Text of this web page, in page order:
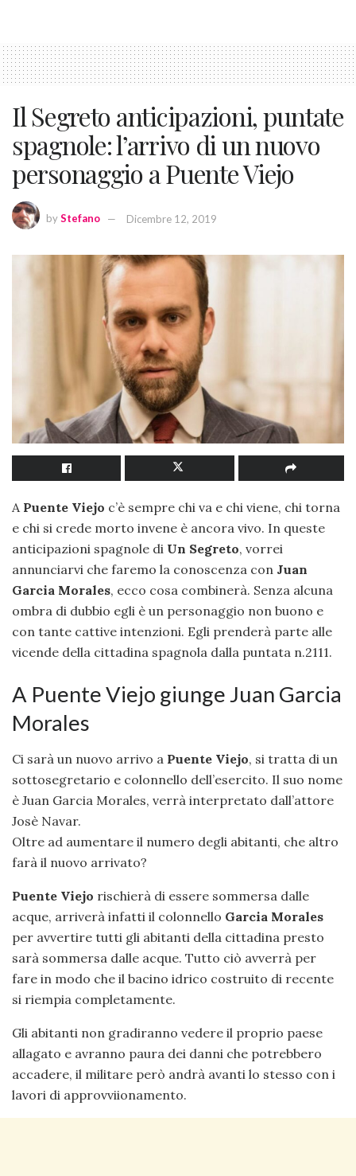
Il Segreto anticipazioni, puntate
spagnole: l’arrivo di un nuovo
personaggio a Puente Viejo
byStefano Dicembre 12, 2019
A Puente Viejo c’è sempre chi va e chi viene, chi torna
e chi si crede morto invene è ancora vivo. In queste
anticipazioni spagnole di Un Segreto, vorrei
annunciarvi che faremo la conoscenza con Juan
Garcia Morales, ecco cosa combinerà. Senza alcuna
ombra di dubbio egli è un personaggio non buono e
con tante cattive intenzioni. Egli prenderà parte alle
vicende della cittadina spagnola dalla puntata n.2111.
A Puente Viejo giunge Juan Garcia
Morales
Ci sarà un nuovo arrivo a Puente Viejo, si tratta di un
sottosegretario e colonnello dell’esercito. Il suo nome
è Juan Garcia Morales, verrà interpretato dall’attore
Josè Navar.
Oltre ad aumentare il numero degli abitanti, che altro
farà il nuovo arrivato?
Puente Viejo rischierà di essere sommersa dalle
acque, arriverà infatti il colonnello Garcia Morales
per avvertire tutti gli abitanti della cittadina presto
sarà sommersa dalle acque. Tutto ciò avverrà per
fare in modo che il bacino idrico costruito di recente
si riempia completamente.
Gli abitanti non gradiranno vedere il proprio paese
allagato e avranno paura dei danni che potrebbero
accadere, il militare però andrà avanti lo stesso con i
lavori di approvviionamento.